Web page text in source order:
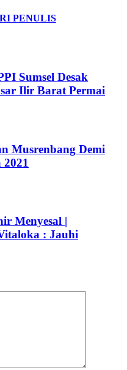
PENULIS
Sumsel Desak
Ilir Barat Permai
Musrenbang Demi
Menyesal |
: Jauhi